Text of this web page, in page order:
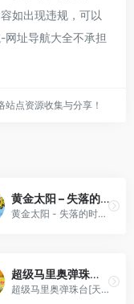
如出现违规，可以
址导航大全不承担
点资源收集与分享！
黄金太阳 – 失落的时代[Mobile&Elffinal](繁)(UE)(128Mb)
黄金太阳 - 失落的时代[Mobile&Elffinal](繁)(UE)(128Mb)
超级马里奥弹珠台[天使汉化组&漫游](繁)(JP)(64.81Mb)
超级马里奥弹珠台[天使汉化组&漫游](繁)(JP)(64.81Mb)